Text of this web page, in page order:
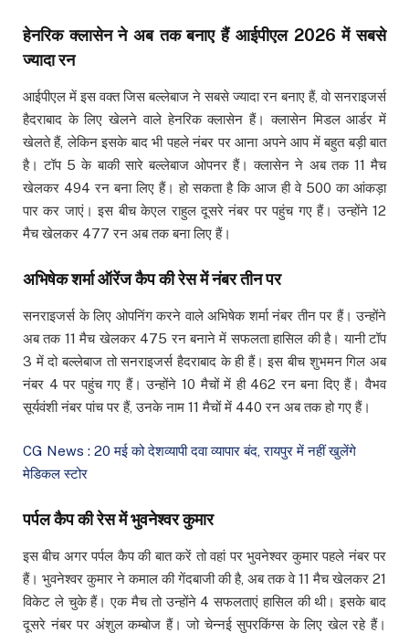
हेनरिक क्लासेन ने अब तक बनाए हैं आईपीएल 2026 में सबसे
ज्यादा रन
आईपीएल में इस वक्त जिस बल्लेबाज ने सबसे ज्यादा रन बनाए हैं, वो सनराइजर्स
हैदराबाद के लिए खेलने वाले हेनरिक क्लासेन हैं। क्लासेन मिडल आर्डर में
खेलते हैं, लेकिन इसके बाद भी पहले नंबर पर आना अपने आप में बहुत बड़ी बात
है। टॉप 5 के बाकी सारे बल्लेबाज ओपनर हैं। क्लासेन ने अब तक 11 मैच
खेलकर 494 रन बना लिए हैं। हो सकता है कि आज ही वे 500 का आंकड़ा
पार कर जाएं। इस बीच केएल राहुल दूसरे नंबर पर पहुंच गए हैं। उन्होंने 12
मैच खेलकर 477 रन अब तक बना लिए हैं।
अभिषेक शर्मा ऑरेंज कैप की रेस में नंबर तीन पर
सनराइजर्स के लिए ओपनिंग करने वाले अभिषेक शर्मा नंबर तीन पर हैं। उन्होंने
अब तक 11 मैच खेलकर 475 रन बनाने में सफलता हासिल की है। यानी टॉप
3 में दो बल्लेबाज तो सनराइजर्स हैदराबाद के ही हैं। इस बीच शुभमन गिल अब
नंबर 4 पर पहुंच गए हैं। उन्होंने 10 मैचों में ही 462 रन बना दिए हैं। वैभव
सूर्यवंशी नंबर पांच पर हैं, उनके नाम 11 मैचों में 440 रन अब तक हो गए हैं।
CG News : 20 मई को देशव्यापी दवा व्यापार बंद, रायपुर में नहीं खुलेंगे
मेडिकल स्टोर
पर्पल कैप की रेस में भुवनेश्वर कुमार
इस बीच अगर पर्पल कैप की बात करें तो वहां पर भुवनेश्वर कुमार पहले नंबर पर
हैं। भुवनेश्वर कुमार ने कमाल की गेंदबाजी की है, अब तक वे 11 मैच खेलकर 21
विकेट ले चुके हैं। एक मैच तो उन्होंने 4 सफलताएं हासिल की थी। इसके बाद
दूसरे नंबर पर अंशुल कम्बोज हैं। जो चेन्नई सुपरकिंग्स के लिए खेल रहे हैं।